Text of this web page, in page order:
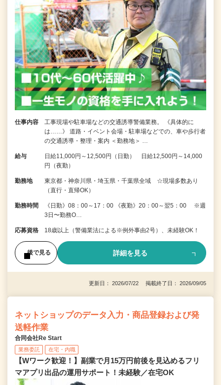
仕事内容
工事現場や駐車場などの交通誘導警備業務。 《具体的に
は……》 道路・イベント会場・駐車場などでの、車や歩行者
の交通誘導・整理・案内 ＜勤務地＞ …
給与
日給11,000円～12,500円（日勤） 日給12,500円～14,000
円（夜勤）
勤務地
東京都・神奈川県・埼玉県・千葉県全域 ☆現場多数あり
（直行・直帰OK）
勤務時間
《日勤》08：00～17：00 《夜勤》20：00～翌5：00 ※週
3日〜勤務O…
応募資格 18歳以上（警備業法による※例外事由2号）、未経験OK！
後で見る 詳細を見る
更新日： 2026/07/22 掲載終了日： 2026/09/05
ネットショップのデータ入力・商品登録および発
送軽作業
合同会社Re Start
業務委託 在宅・内職
【Wワーク歓迎！】副業で月15万円前後を見込めるフリ
マアプリ出品の運用サポート！未経験／在宅OK